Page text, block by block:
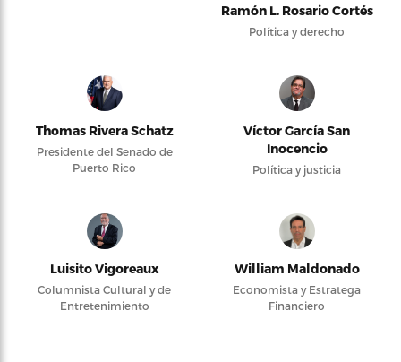
Ramón L. Rosario Cortés
Política y derecho
Thomas Rivera Schatz
Presidente del Senado de
Puerto Rico
Víctor García San
Inocencio
Política y justicia
Luisito Vigoreaux
Columnista Cultural y de
Entretenimiento
William Maldonado
Economista y Estratega
Financiero